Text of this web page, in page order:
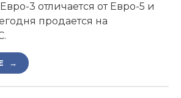
3 отличается от Евро-5 и
продается на
→